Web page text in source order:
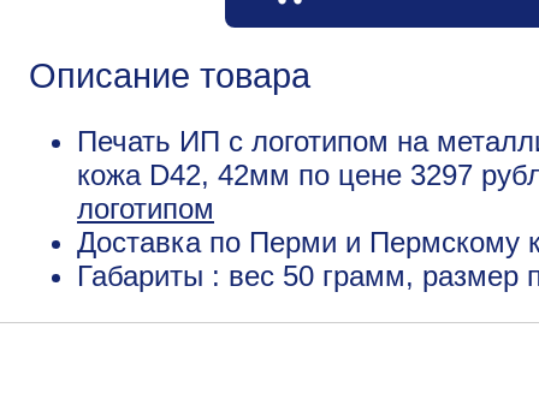
Описание товара
Печать ИП с логотипом на
кожа D42, 42мм по цене 3297
логотипом
Доставка по Перми и Пермскому
Габариты : вес 50 грамм, размер